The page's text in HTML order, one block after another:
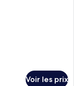
Voir les prix